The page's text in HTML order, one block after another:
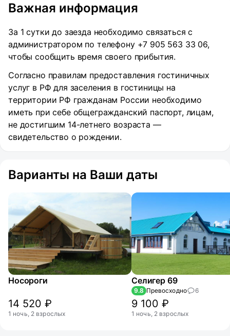
Важная информация
За 1 сутки до заезда необходимо связаться с
администратором по телефону +7 905 563 33 06,
чтобы сообщить время своего прибытия.
Согласно правилам предоставления гостиничных
услуг в РФ для заселения в гостиницы на
территории РФ гражданам России необходимо
иметь при себе общегражданский паспорт, лицам,
не достигшим 14-летнего возраста —
свидетельство о рождении.
Варианты на Ваши даты
Носороги
14 520 ₽
1 ночь, 2 взрослых
Селигер 69
9.8 Превосходно 6
9 100 ₽
1 ночь, 2 взрослых